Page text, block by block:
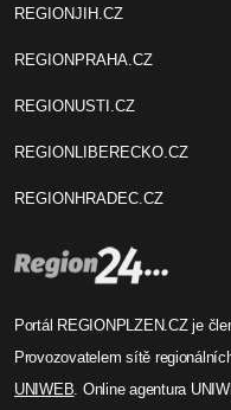
REGIONJIH.CZ
REGIONPRAHA.CZ
REGIONUSTI.CZ
REGIONLIBERECKO.CZ
REGIONHRADEC.CZ
Portál REGIONPLZEN.CZ je
Provozovatelem sítě
UNIWEB . Online agentura